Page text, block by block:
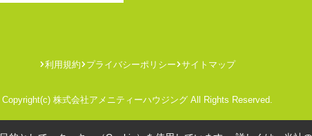
利用規約 プライバシーポリシー サイトマップ
Copyright(c) 株式会社アメニティーハウジング All Rights Reserved.